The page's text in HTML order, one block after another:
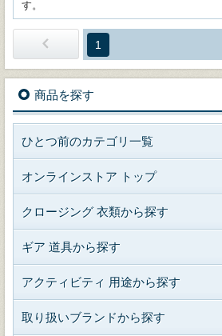
す。
1
商品を探す
ひとつ前のカテゴリ一覧
オンラインストア トップ
クロージング 衣類から探す
ギア 道具から探す
アクティビティ 用途から探す
取り扱いブランドから探す